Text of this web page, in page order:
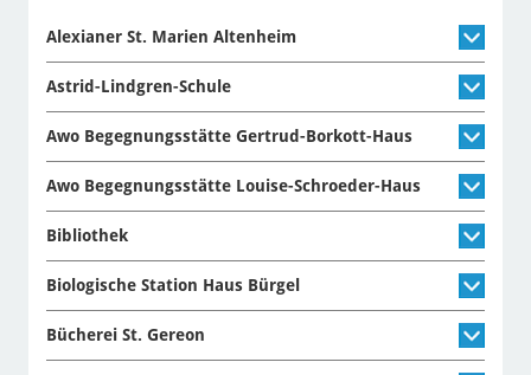
Alexianer St. Marien Altenheim
Astrid-Lindgren-Schule
Awo Begegnungsstätte Gertrud-Borkott-Haus
Awo Begegnungsstätte Louise-Schroeder-Haus
Bibliothek
Biologische Station Haus Bürgel
Bücherei St. Gereon